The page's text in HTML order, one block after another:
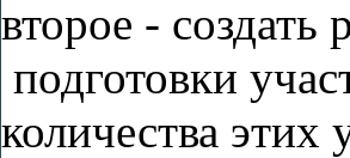
второе - создать
подготовки
количества этих